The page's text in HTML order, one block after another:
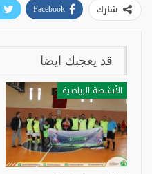
شارك Facebook
قد يعجبك ايضا
الأنشطة الرياضية